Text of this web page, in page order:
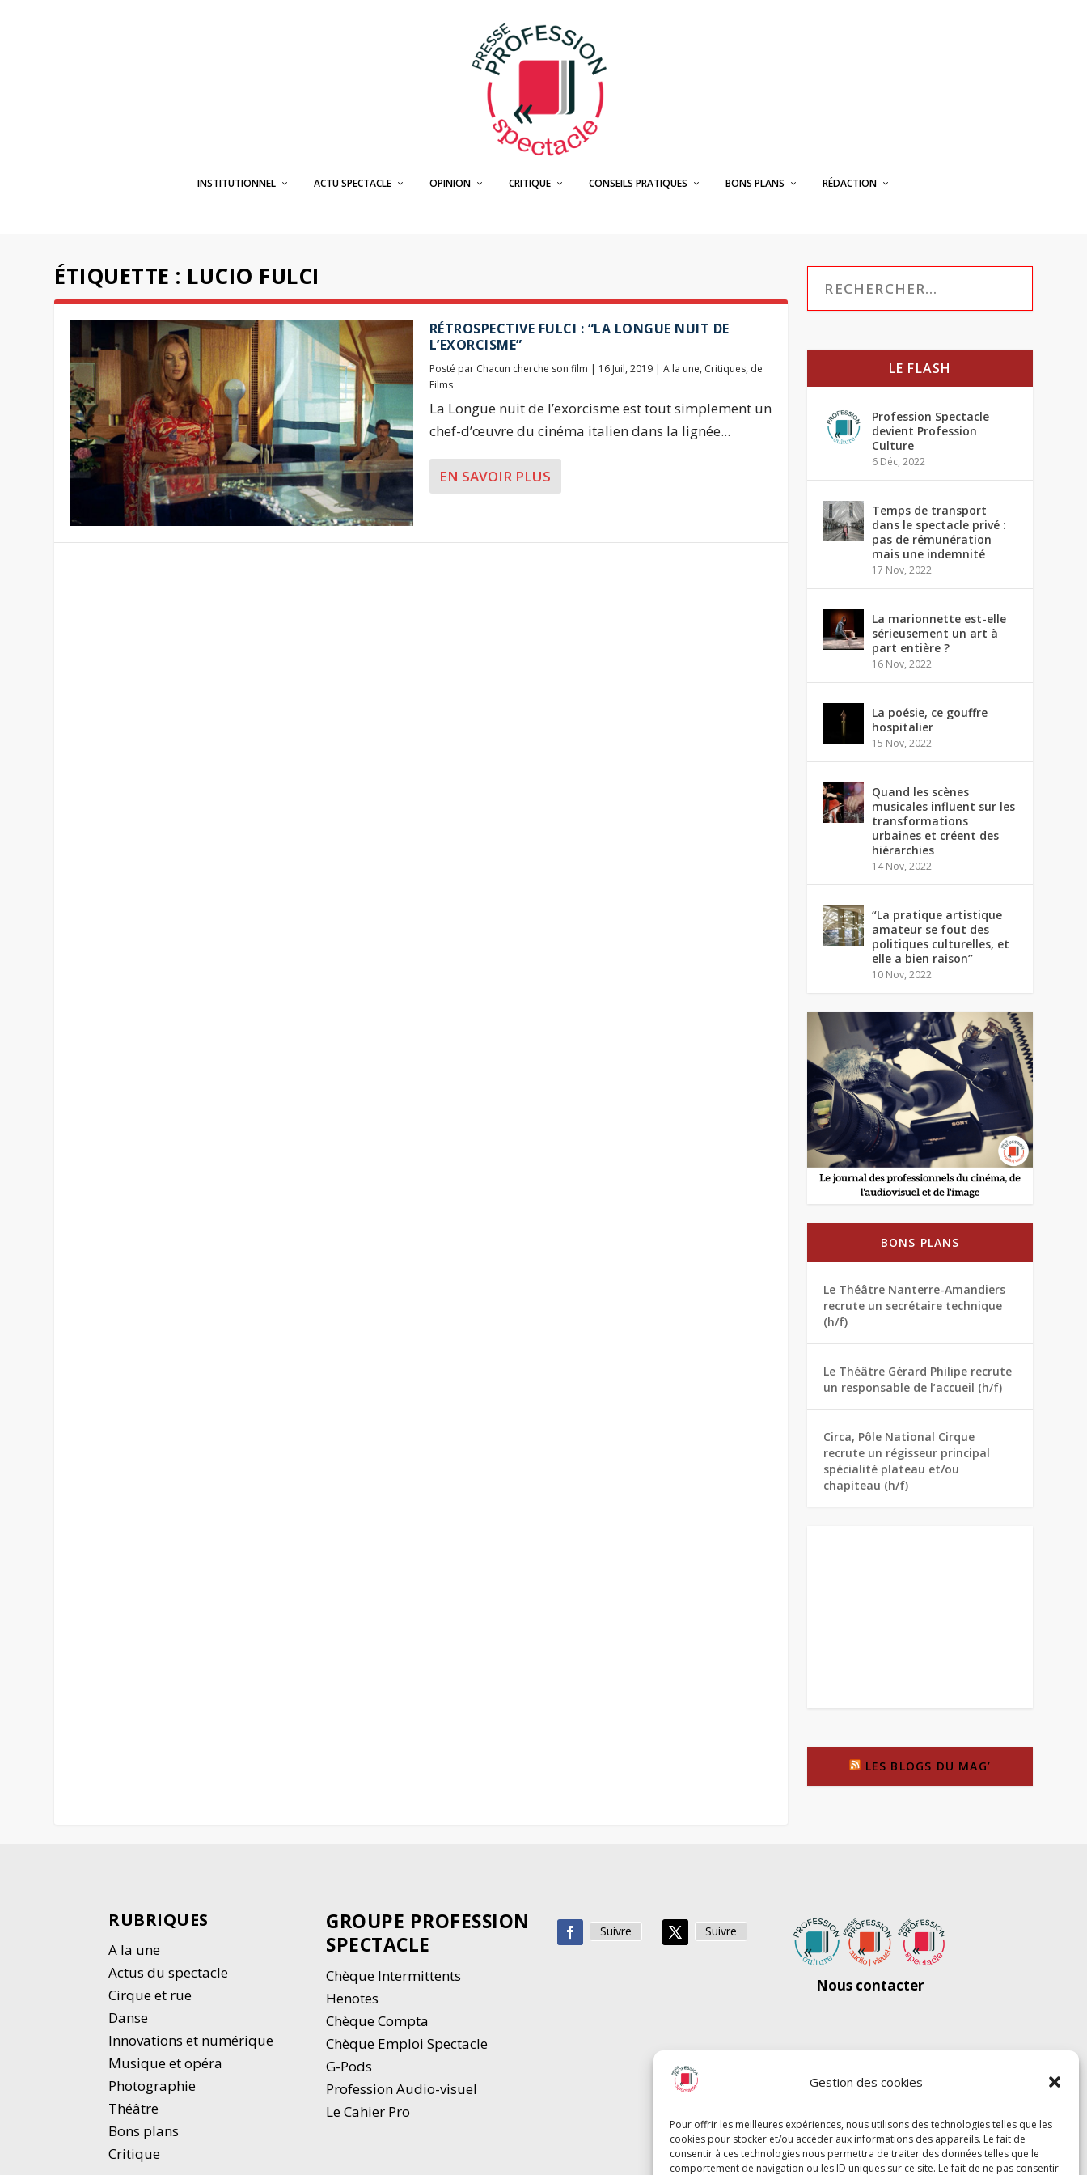
Gestion des cookies
Pour offrir les meilleures expériences, nous utilisons des technologies telles que les
cookies pour stocker et/ou accéder aux informations des appareils. Le fait de
consentir à ces technologies nous permettra de traiter des données telles que le
comportement de navigation ou les ID uniques sur ce site. Le fait de ne pas consentir
INSTITUTIONNEL ACTU SPECTACLE OPINION CRITIQUE CONSEILS PRATIQUES BONS PLANS RÉDACTION
ÉTIQUETTE : LUCIO FULCI
RÉTROSPECTIVE FULCI : “LA LONGUE NUIT DE
L’EXORCISME”
Posté par Chacun cherche son film | 16 Juil, 2019| A la une, Critiques, de
Films
La Longue nuit de l’exorcisme est tout simplement un
chef-d’œuvre du cinéma italien dans la lignée...
EN SAVOIR PLUS
LE FLASH
Profession Spectacle
devient Profession
Culture
6 Déc, 2022
Temps de transport
dans le spectacle privé :
pas de rémunération
mais une indemnité
17 Nov, 2022
La marionnette est-elle
sérieusement un art à
part entière ?
16 Nov, 2022
La poésie, ce gouffre
hospitalier
15 Nov, 2022
Quand les scènes
musicales influent sur les
transformations
urbaines et créent des
hiérarchies
14 Nov, 2022
“La pratique artistique
amateur se fout des
politiques culturelles, et
elle a bien raison”
10 Nov, 2022
BONS PLANS
Le Théâtre Nanterre-Amandiers
recrute un secrétaire technique
(h/f)
Le Théâtre Gérard Philipe recrute
un responsable de l’accueil (h/f)
Circa, Pôle National Cirque
recrute un régisseur principal
spécialité plateau et/ou
chapiteau (h/f)
LES BLOGS DU MAG’
RUBRIQUES
A la une
Actus du spectacle
Cirque et rue
Danse
Innovations et numérique
Musique et opéra
Photographie
Théâtre
Bons plans
Critique
GROUPE PROFESSION
SPECTACLE
Chèque Intermittents
Henotes
Chèque Compta
Chèque Emploi Spectacle
G-Pods
Profession Audio-visuel
Le Cahier Pro
Suivre Suivre
Nous contacter